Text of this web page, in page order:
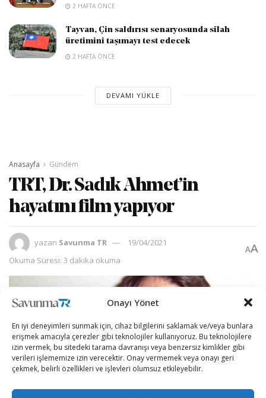
Onayı Yönet
En iyi deneyimleri sunmak için, cihaz bilgilerini saklamak ve/veya bunlara
erişmek amacıyla çerezler gibi teknolojiler kullanıyoruz. Bu teknolojilere
izin vermek, bu sitedeki tarama davranışı veya benzersiz kimlikler gibi
verileri işlememize izin verecektir. Onay vermemek veya onayı geri
çekmek, belirli özellikleri ve işlevleri olumsuz etkileyebilir.
2 HAFTA ÖNCE
Tayvan, Çin saldırısı senaryosunda silah
üretimini taşımayı test edecek
2 HAFTA ÖNCE
DEVAMI YÜKLE
Anasayfa Gündem
TRT, Dr. Sadık Ahmet’in
hayatını film yapıyor
yazan Savunma TR
19/04/2021
Okuma Süresi: 3 dakika okuma
AA